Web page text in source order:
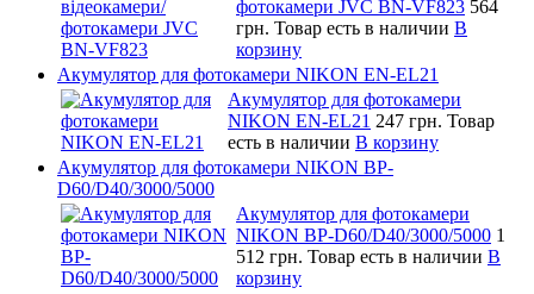
фотокамери JVC BN-VF823 564
грн. Товар есть в наличии В
корзину
Акумулятор для фотокамери NIKON EN-EL21
Акумулятор для фотокамери
NIKON EN-EL21 247 грн. Товар
есть в наличии В корзину
Акумулятор для фотокамери NIKON BP-
D60/D40/3000/5000
Акумулятор для фотокамери
NIKON BP-D60/D40/3000/5000 1
512 грн. Товар есть в наличии В
корзину